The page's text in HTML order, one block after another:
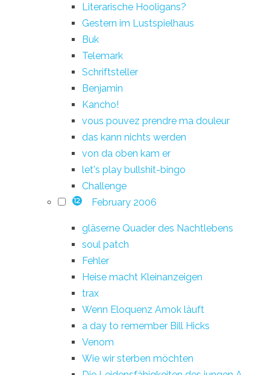
Literarische Hooligans?
Gestern im Lustspielhaus
Buk
Telemark
Schriftsteller
Benjamin
Kancho!
vous pouvez prendre ma douleur
das kann nichts werden
von da oben kam er
let's play bullshit-bingo
Challenge
12 February 2006
gläserne Quader des Nachtlebens
soul patch
Fehler
Heise macht Kleinanzeigen
trax
Wenn Eloquenz Amok läuft
a day to remember Bill Hicks
Venom
Wie wir sterben möchten